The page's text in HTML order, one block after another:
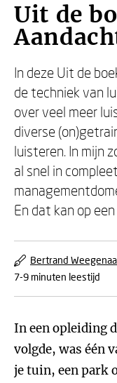
Uit de
In deze Uit de
de techniek van
over veel meer
diverse
luisteren. In mijn
al snel in
En dat kan op
Bertrand
7-9 minuten leestijd
In een opleiding
volgde, was één
je tuin, een park